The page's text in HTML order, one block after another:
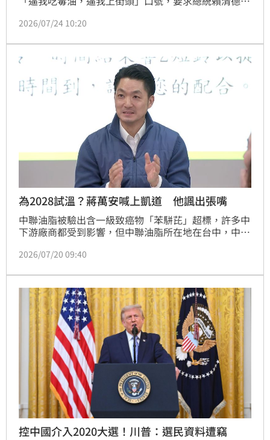
蔣萬安顛倒是非，胡言亂語，直呼「說穿了，725上凱
2026/07/24 10:20
為2028試溫？蔣萬安喊上凱道 他諷出張嘴
中聯油脂被驗出含一級致癌物「苯駢芘」超標，許多中
下游廠商都受到影響，但中聯油脂所在地在台中，中市
抽驗名單，因為中央未提供相關名單，也讓外界質疑是
本就是主管機關，依法有稽查、抽驗及查核義務。即便
如此，藍營持續將責任拋給中央，台北市長蔣萬安更是
登高一呼，甚至還出要上凱道辦。對此，媒體人王瑞德
就在三立談話節目
2026/07/20 09:40
控中國介入2020大選！川普：選民資料遭竊